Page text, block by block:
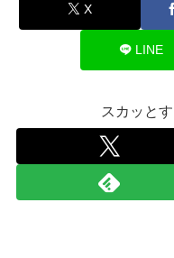
X
LINE
スカッと